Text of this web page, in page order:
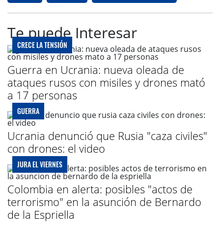
Te puede Interesar
CRECE LA TENSIÓN
Guerra en Ucrania: nueva oleada de
ataques rusos con misiles y drones mató
a 17 personas
GUERRA
Ucrania denunció que Rusia "caza civiles"
con drones: el video
JURA EL VIERNES
Colombia en alerta: posibles "actos de
terrorismo" en la asunción de Bernardo
de la Espriella